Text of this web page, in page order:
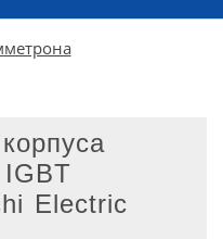
Electric